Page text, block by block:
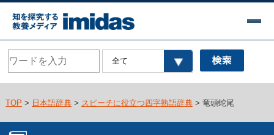
TOP > 日本語辞典> スピーチに役立つ四字熟語辞典> 竜頭蛇尾